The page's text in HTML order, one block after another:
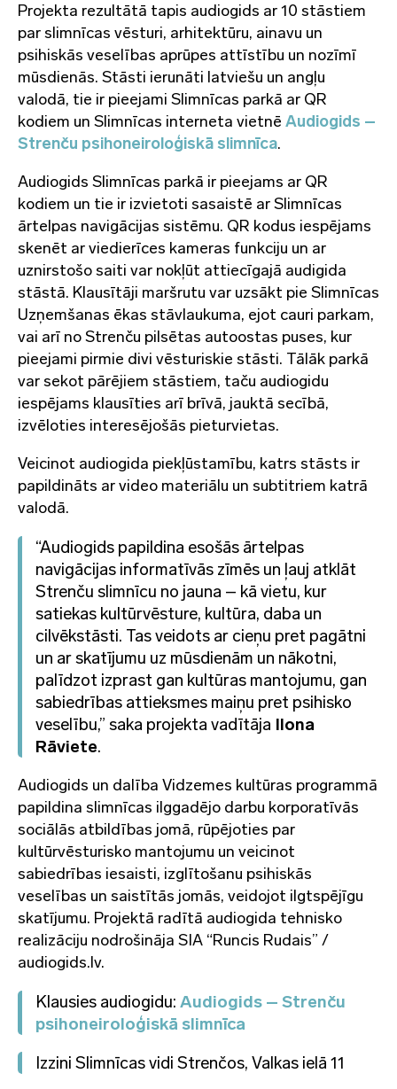
Projekta rezultātā tapis audiogids ar 10 stāstiem
par slimnīcas vēsturi, arhitektūru, ainavu un
psihiskās veselības aprūpes attīstību un nozīmī
mūsdienās. Stāsti ierunāti latviešu un angļu
valodā, tie ir pieejami Slimnīcas parkā ar QR
kodiem un Slimnīcas interneta vietnē Audiogids –
Strenču psihoneiroloģiskā slimnīca.
Audiogids Slimnīcas parkā ir pieejams ar QR
kodiem un tie ir izvietoti sasaistē ar Slimnīcas
ārtelpas navigācijas sistēmu. QR kodus iespējams
skenēt ar viedierīces kameras funkciju un ar
uznirstošo saiti var nokļūt attiecīgajā audigida
stāstā. Klausītāji maršrutu var uzsākt pie Slimnīcas
Uzņemšanas ēkas stāvlaukuma, ejot cauri parkam,
vai arī no Strenču pilsētas autoostas puses, kur
pieejami pirmie divi vēsturiskie stāsti. Tālāk parkā
var sekot pārējiem stāstiem, taču audiogidu
iespējams klausīties arī brīvā, jauktā secībā,
izvēloties interesējošās pieturvietas.
Veicinot audiogida piekļūstamību, katrs stāsts ir
papildināts ar video materiālu un subtitriem katrā
valodā.
“Audiogids papildina esošās ārtelpas
navigācijas informatīvās zīmēs un ļauj atklāt
Strenču slimnīcu no jauna – kā vietu, kur
satiekas kultūrvēsture, kultūra, daba un
cilvēkstāsti. Tas veidots ar cieņu pret pagātni
un ar skatījumu uz mūsdienām un nākotni,
palīdzot izprast gan kultūras mantojumu, gan
sabiedrības attieksmes maiņu pret psihisko
veselību,” saka projekta vadītāja Ilona
Rāviete.
Audiogids un dalība Vidzemes kultūras programmā
papildina slimnīcas ilggadējo darbu korporatīvās
sociālās atbildības jomā, rūpējoties par
kultūrvēsturisko mantojumu un veicinot
sabiedrības iesaisti, izglītošanu psihiskās
veselības un saistītās jomās, veidojot ilgtspējīgu
skatījumu. Projektā radītā audiogida tehnisko
realizāciju nodrošināja SIA “Runcis Rudais” /
audiogids.lv.
Klausies audiogidu: Audiogids – Strenču
psihoneiroloģiskā slimnīca
Izzini Slimnīcas vidi Strenčos, Valkas ielā 11